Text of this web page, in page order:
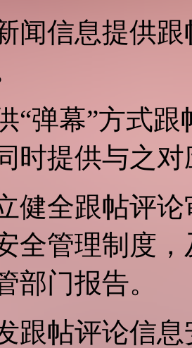
闻信息提供
“弹幕”方式
时提供与之
健全跟帖评
全管理制度
部门报告。
跟帖评论信